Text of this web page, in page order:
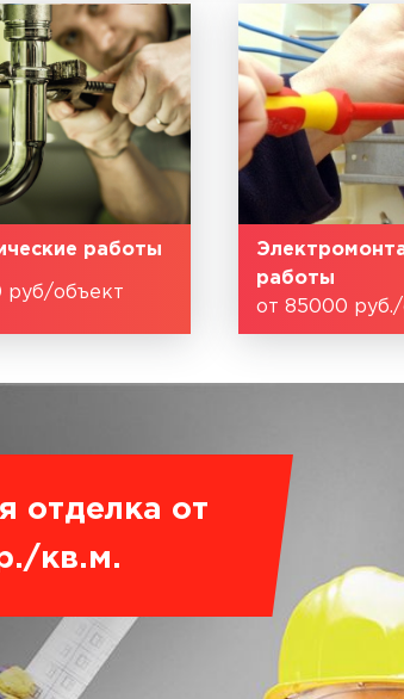
работы
руб/объект
работы
от 85000
отделка от
кв.м.